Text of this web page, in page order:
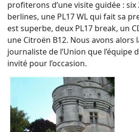
profiterons d’une visite guidée : six
berlines, une PL17 WL qui fait sa
est superbe, deux PL17 break, un
une Citroën B12. Nous avons alors
journaliste de l’Union que l’équipe
invité pour l’occasion.